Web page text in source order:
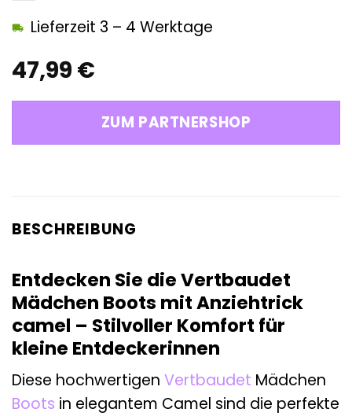
47,99 €
Lieferzeit 3 – 4 Werktage
ZUM PARTNERSHOP
BESCHREIBUNG
Entdecken Sie die Vertbaudet
Mädchen Boots mit Anziehtrick
camel – Stilvoller Komfort für
kleine Entdeckerinnen
Diese hochwertigen Vertbaudet Mädchen
Boots in elegantem Camel sind die perfekte